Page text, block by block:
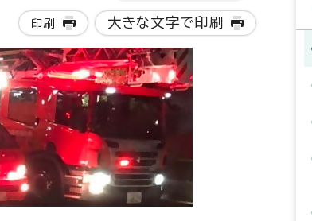
印刷 大きな文字で印刷